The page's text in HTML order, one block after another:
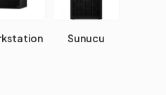
Sunucu